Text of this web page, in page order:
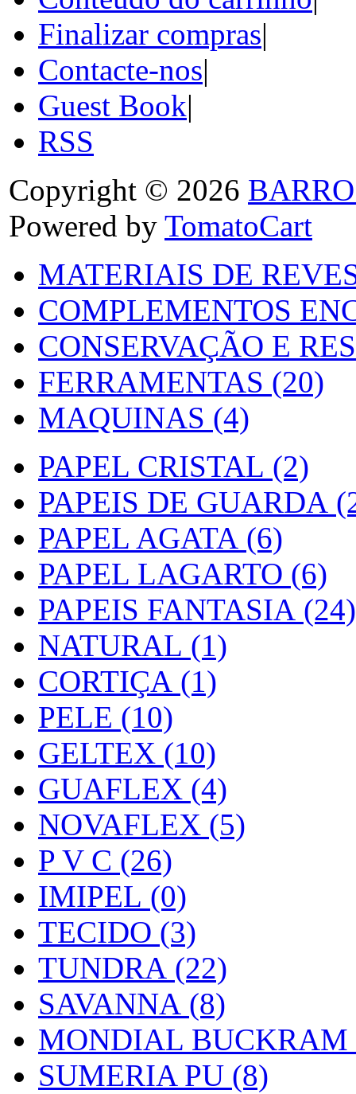
Finalizar compras|
Contacte-nos|
Guest Book|
RSS
Copyright © 2026
Powered by TomatoCart
MATERIAIS DE
COMPLEMENTOS
CONSERVAÇÃO E
FERRAMENTAS (20)
MAQUINAS (4)
PAPEL CRISTAL (2)
PAPEIS DE GUARDA
PAPEL AGATA (6)
PAPEL LAGARTO (6)
PAPEIS FANTASIA (24)
NATURAL (1)
CORTIÇA (1)
PELE (10)
GELTEX (10)
GUAFLEX (4)
NOVAFLEX (5)
P V C (26)
IMIPEL (0)
TECIDO (3)
TUNDRA (22)
SAVANNA (8)
MONDIAL BUCKRAM
SUMERIA PU (8)